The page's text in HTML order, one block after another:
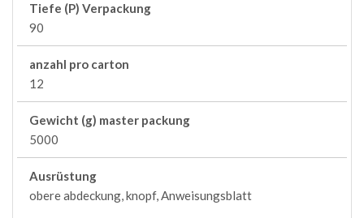
Tiefe (P) Verpackung
90
anzahl pro carton
12
Gewicht (g) master packung
5000
Ausrüstung
obere abdeckung, knopf, Anweisungsblatt